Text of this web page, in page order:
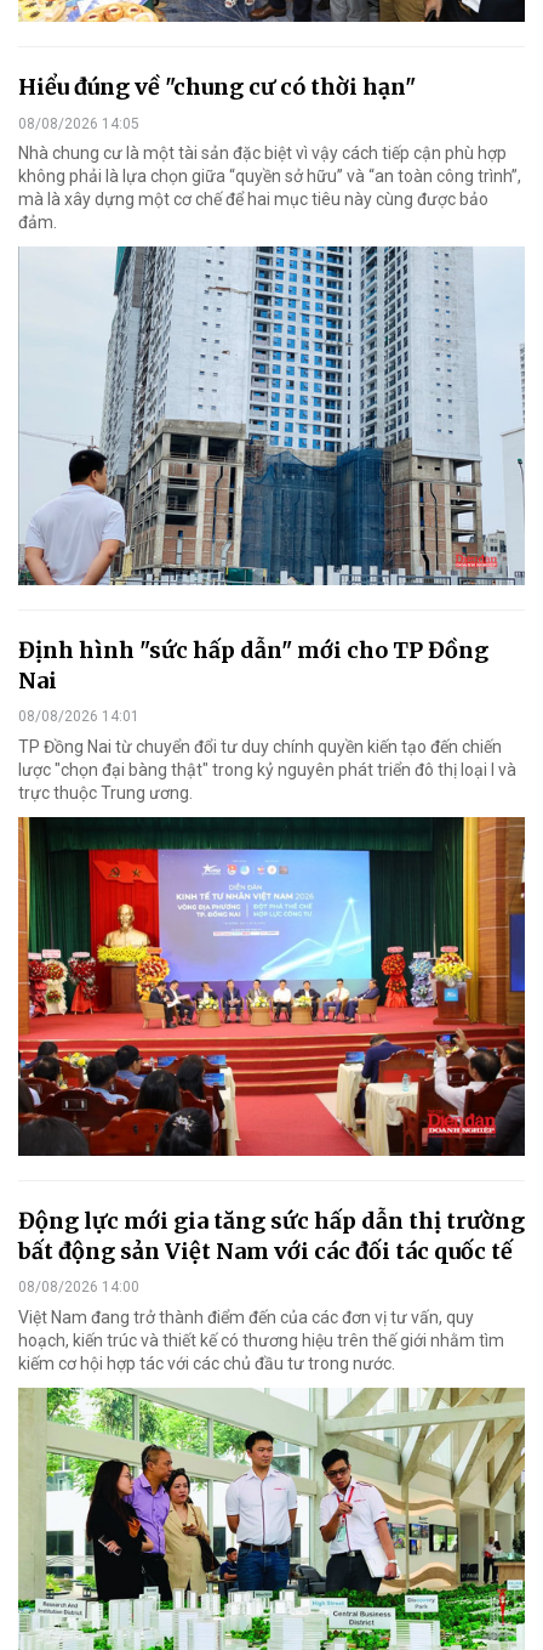
Hiểu đúng về "chung cư có thời hạn"
08/08/2026 14:05
Nhà chung cư là một tài sản đặc biệt vì vậy cách tiếp cận phù hợp
không phải là lựa chọn giữa “quyền sở hữu” và “an toàn công trình”,
mà là xây dựng một cơ chế để hai mục tiêu này cùng được bảo
đảm.
Định hình "sức hấp dẫn" mới cho TP Đồng
Nai
08/08/2026 14:01
TP Đồng Nai từ chuyển đổi tư duy chính quyền kiến tạo đến chiến
lược "chọn đại bàng thật" trong kỷ nguyên phát triển đô thị loại I và
trực thuộc Trung ương.
Động lực mới gia tăng sức hấp dẫn thị trường
bất động sản Việt Nam với các đối tác quốc tế
08/08/2026 14:00
Việt Nam đang trở thành điểm đến của các đơn vị tư vấn, quy
hoạch, kiến trúc và thiết kế có thương hiệu trên thế giới nhằm tìm
kiếm cơ hội hợp tác với các chủ đầu tư trong nước.